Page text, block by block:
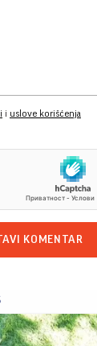
i uslove korišćenja
KOMENTAR